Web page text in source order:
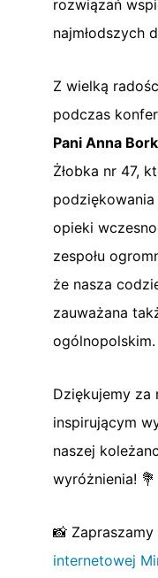
rozwiązań
najmłodszych
Z wielką
podczas
Pani Anna
Żłobka nr 47,
opieki
zespołu
że nasza
zauważana
ogólnopolskim.
Dziękujemy za
inspirującym
naszej
wyróżnienia! 💐
📸
internetowej